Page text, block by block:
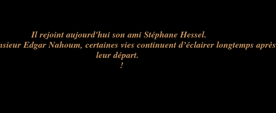
Il rejoint aujourd'hui son ami Stéphane Hessel.
Edgar Nahoum, certaines vies continuent d’éclairer longtemps après
leur départ.
!